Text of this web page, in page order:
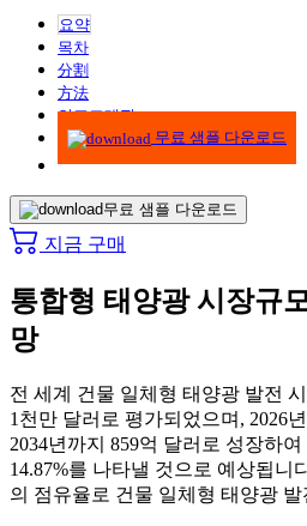
요약
목차
分割
方法
인포그래픽
무료 샘플 다운로드
무료 샘플 다운로드
지금 구매
통합형 태양광 시장규
망
전 세계 건물 일체형 태양광 발전
1천만 달러로 평가되었으며, 2026
2034년까지 859억 달러로 성장하
14.87%를 나타낼 것으로 예상됩니
의 점유율로 건물 일체형 태양광